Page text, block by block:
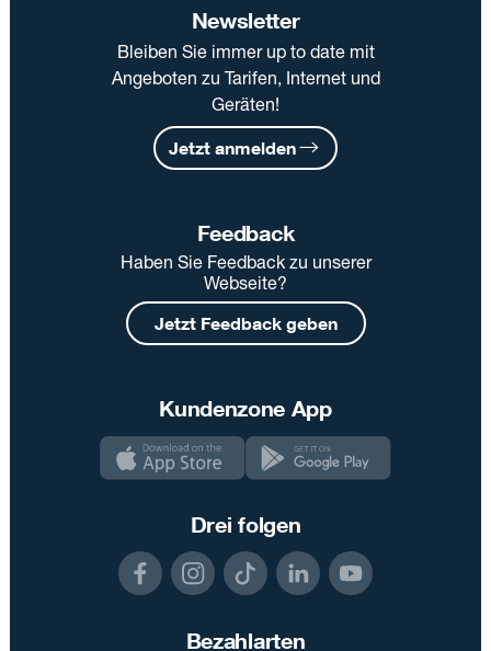
Newsletter
Bleiben Sie immer up to date mit
Angeboten zu Tarifen, Internet und
Geräten!
Jetzt anmelden
Feedback
Haben Sie Feedback zu unserer
Webseite?
Jetzt Feedback geben
Kundenzone App
Drei folgen
Bezahlarten